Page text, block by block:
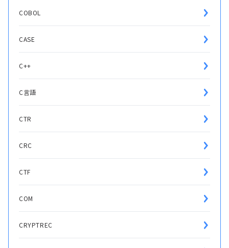
COBOL
CASE
C++
C言語
CTR
CRC
CTF
COM
CRYPTREC